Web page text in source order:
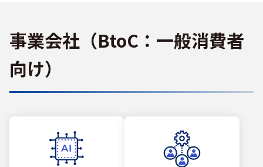
事業会社（BtoC：一般消費者
向け）